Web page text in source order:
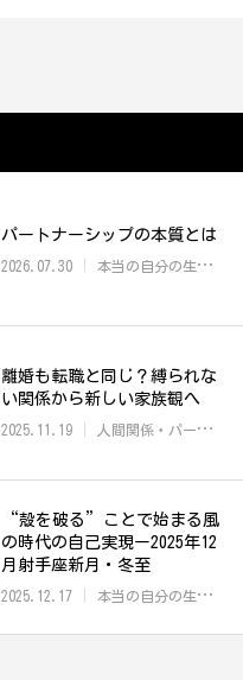
パートナーシップの本質とは
2026.07.30 本当の自分の生き方
離婚も転職と同じ？縛られな
い関係から新しい家族観へ
2025.11.19 人間関係・パートナーシップ
“殻を破る”ことで始まる風
の時代の自己実現ー2025年12
月射手座新月・冬至
2025.12.17 本当の自分の生き方